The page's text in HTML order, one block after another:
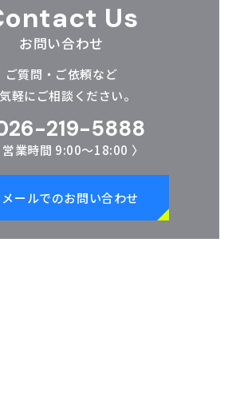
Us
お問い合わせ
ご質問・ご依頼など
軽にご相談ください。
219-5888
営業時間 9:00～18:00 〉
メールでのお問い合わせ